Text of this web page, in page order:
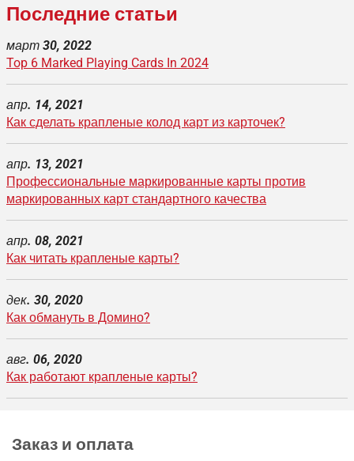
Последние статьи
март 30, 2022
Top 6 Marked Playing Cards In 2024
апр. 14, 2021
Как сделать крапленые колод карт из карточек?
апр. 13, 2021
Профессиональные маркированные карты против
маркированных карт стандартного качества
апр. 08, 2021
Как читать крапленые карты?
дек. 30, 2020
Как обмануть в Домино?
авг. 06, 2020
Как работают крапленые карты?
Заказ и оплата